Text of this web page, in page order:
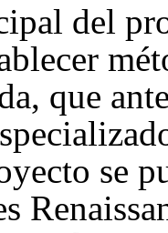
del
que
se